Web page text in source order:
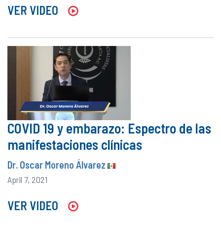
VER VIDEO
COVID 19 y embarazo: Espectro de las
manifestaciones clínicas
Dr. Oscar Moreno Álvarez
April 7, 2021
VER VIDEO